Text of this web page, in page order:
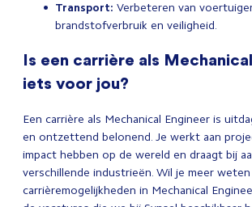
Transport: Verbeteren van
brandstofverbruik en veiligheid.
Is een carrière als
iets voor jou?
Een carrière als Mechanical Engineer is
en ontzettend belonend. Je werkt aan
impact hebben op de wereld en draagt bij
verschillende industrieën. Wil je meer
carrièremogelijkheden in Mechanical